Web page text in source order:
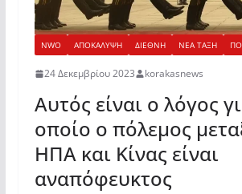
NWO ΑΠΟΚΑΛΥΨΗ ΔΙΕΘΝΗ ΝΕΑ ΤΑΞΗ
24 Δεκεμβρίου 2023 korakasnews
Αυτός είναι ο λόγος
οποίο ο πόλεμος
ΗΠΑ και Κίνας είναι
αναπόφευκτος